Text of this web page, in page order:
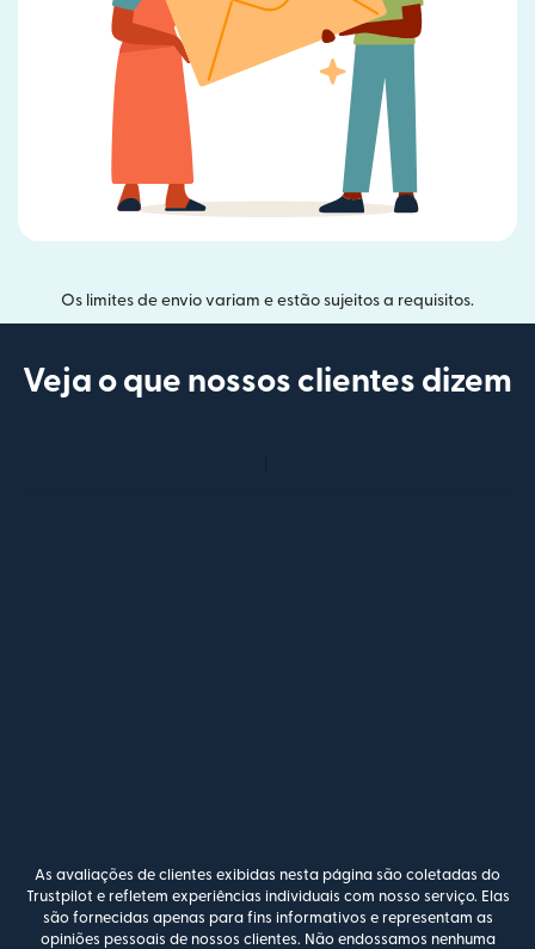
Os limites de envio variam e estão sujeitos a requisitos.
Veja o que nossos clientes dizem
As avaliações de clientes exibidas nesta página são coletadas do
Trustpilot e refletem experiências individuais com nosso serviço. Elas
são fornecidas apenas para fins informativos e representam as
opiniões pessoais de nossos clientes. Não endossamos nenhuma